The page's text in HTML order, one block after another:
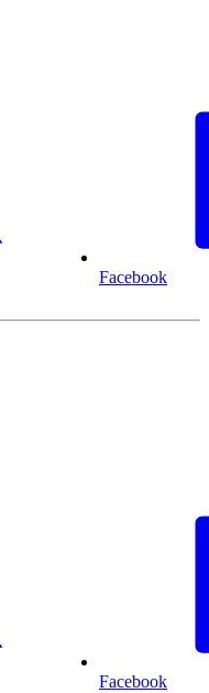
Facebook
Facebook